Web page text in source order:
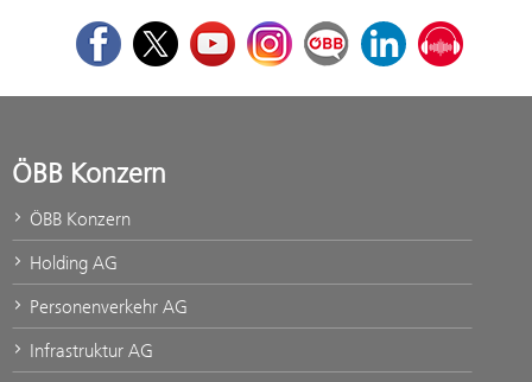
FacebookTwitterYoutubeInstagramÖBB Corporate Blog
LinkedInPodcast
ÖBB Konzern
ÖBB Konzern
Holding AG
Personenverkehr AG
Infrastruktur AG